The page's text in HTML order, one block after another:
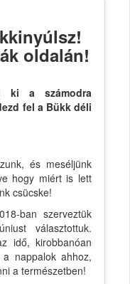
oldalán!
ki a számodra
fel a Bükk déli
és meséljünk
hogy miért is lett
csücske!
ban szerveztük
választottuk.
idő, kirobbanóan
nappalok ahhoz,
a természetben!